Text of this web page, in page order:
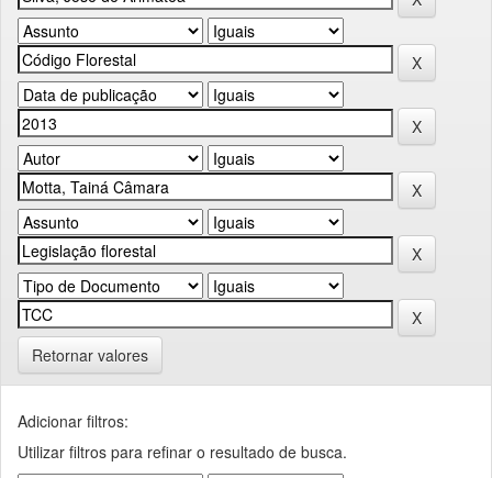
Retornar valores
Adicionar filtros:
Utilizar filtros para refinar o resultado de busca.